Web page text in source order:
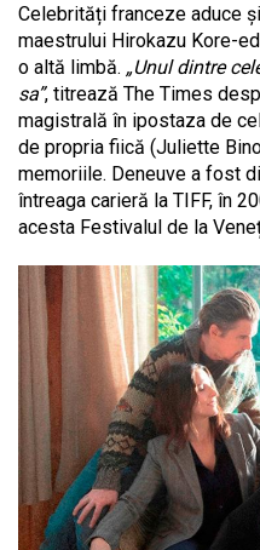
Celebrități franceze aduce și
maestrului Hirokazu Kore-
o altă limbă. „Unul dintre
sa”, titrează The Times
magistrală în ipostaza de
de propria fiică (Juliette
memoriile. Deneuve a fost
întreaga carieră la TIFF, în
acesta Festivalul de la